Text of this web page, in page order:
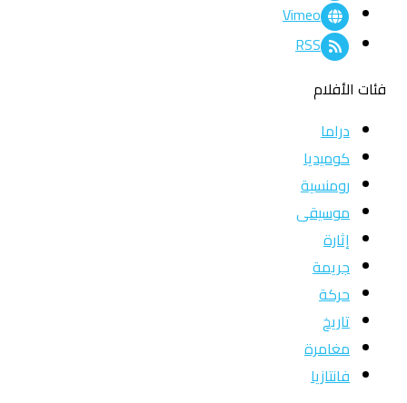
Vimeo
RSS
فئات الأفلام
دراما
كوميديا
رومنسية
موسيقى
إثارة
جريمة
حركة
تاريخ
مغامرة
فانتازيا